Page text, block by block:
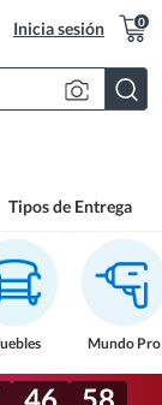
Inicia sesión 0
Tipos de Entrega
Mundo Pro